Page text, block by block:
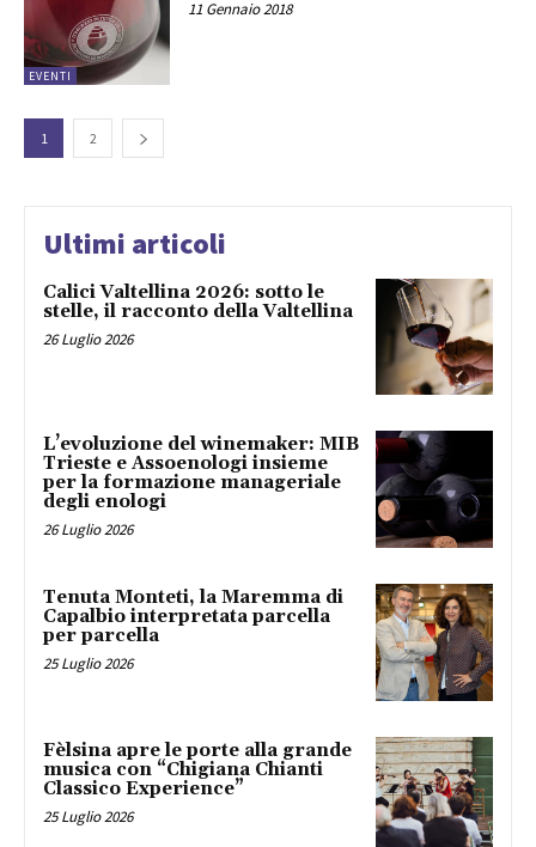
EVENTI
11 Gennaio 2018
1 2
Ultimi articoli
Calici Valtellina 2026: sotto le
stelle, il racconto della Valtellina
26 Luglio 2026
L’evoluzione del winemaker: MIB
Trieste e Assoenologi insieme
per la formazione manageriale
degli enologi
26 Luglio 2026
Tenuta Monteti, la Maremma di
Capalbio interpretata parcella
per parcella
25 Luglio 2026
Fèlsina apre le porte alla grande
musica con “Chigiana Chianti
Classico Experience”
25 Luglio 2026